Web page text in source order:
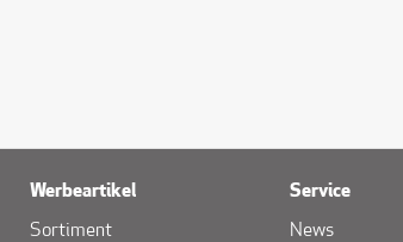
Werbeartikel
Sortiment
Service
News